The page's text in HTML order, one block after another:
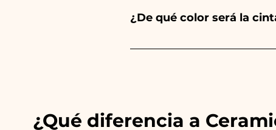
¿De qué color será la
Siempre combinamos los
¿Qué diferencia a